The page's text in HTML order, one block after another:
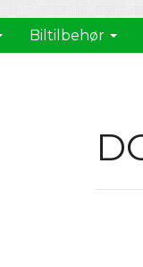
Biltilbehør